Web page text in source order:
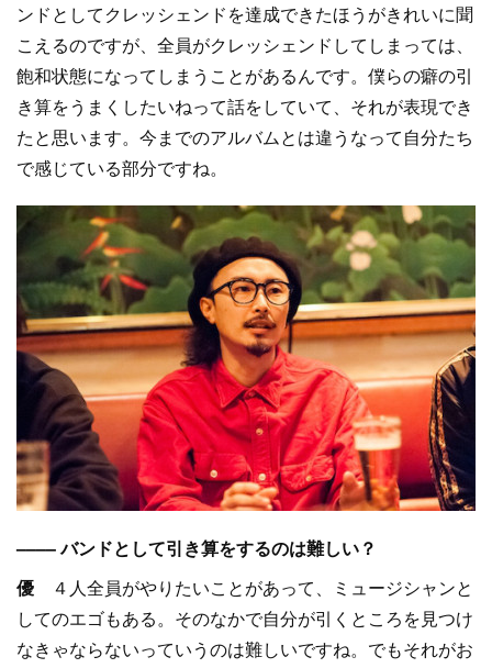
ンドとしてクレッシェンドを達成できたほうがきれいに聞
こえるのですが、全員がクレッシェンドしてしまっては、
飽和状態になってしまうことがあるんです。僕らの癖の引
き算をうまくしたいねって話をしていて、それが表現でき
たと思います。今までのアルバムとは違うなって自分たち
で感じている部分ですね。
–––– バンドとして引き算をするのは難しい？
優 ４人全員がやりたいことがあって、ミュージシャンと
してのエゴもある。そのなかで自分が引くところを見つけ
なきゃならないっていうのは難しいですね。でもそれがお